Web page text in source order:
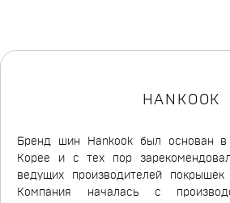
HANKOOK
Бренд шин Hankook был основан
Корее и с тех пор
ведущих производителей
Компания началась с